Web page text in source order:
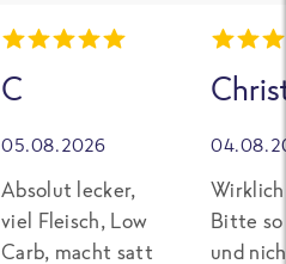
C
05.08.2026
Absolut lecker,
viel Fleisch, Low
Carb, macht satt
Bitte so
und